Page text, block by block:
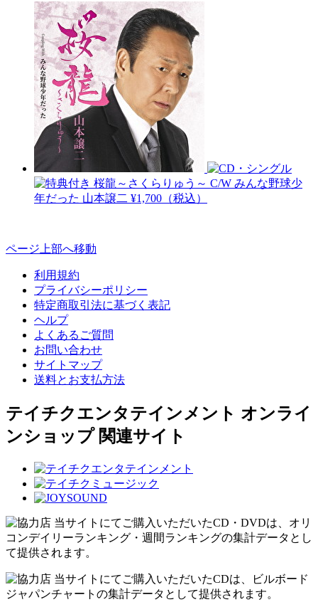
桜龍～さくらりゅう～ C/W みんな野球少
年だった 山本譲二 ¥1,700（税込）
ページ上部へ移動
利用規約
プライバシーポリシー
特定商取引法に基づく表記
ヘルプ
よくあるご質問
お問い合わせ
サイトマップ
送料とお支払方法
テイチクエンタテインメント オンライ
ンショップ 関連サイト
当サイトにてご購入いただいたCD・DVDは、オリ
コンデイリーランキング・週間ランキングの集計データとし
て提供されます。
当サイトにてご購入いただいたCDは、ビルボード
ジャパンチャートの集計データとして提供されます。